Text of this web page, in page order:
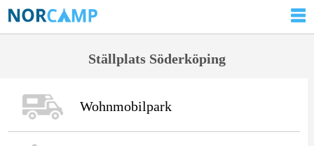
Ställplats Söderköping
Wohnmobilpark